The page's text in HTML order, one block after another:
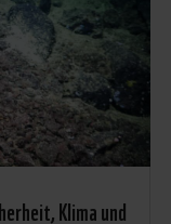
Klima und